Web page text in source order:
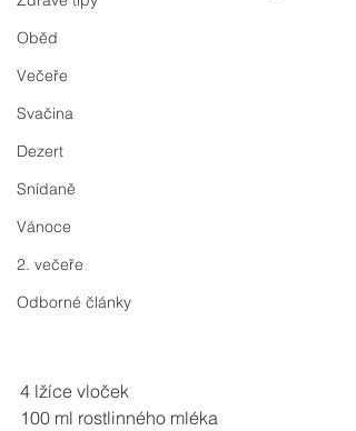
Oběd
Večeře
Svačina
Dezert
Snídaně
Vánoce
2. večeře
Odborné články
4 lžíce vloček
100 ml rostlinného mléka